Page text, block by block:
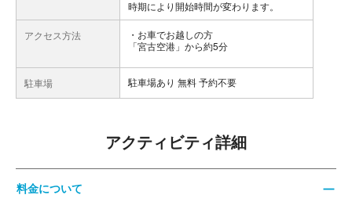
時期により開始時間が変わります。
アクセス方法
お車でお越しの方
「宮古空港」から約5分
駐車場 駐車場あり 無料 予約不要
アクティビティ詳細
料金について